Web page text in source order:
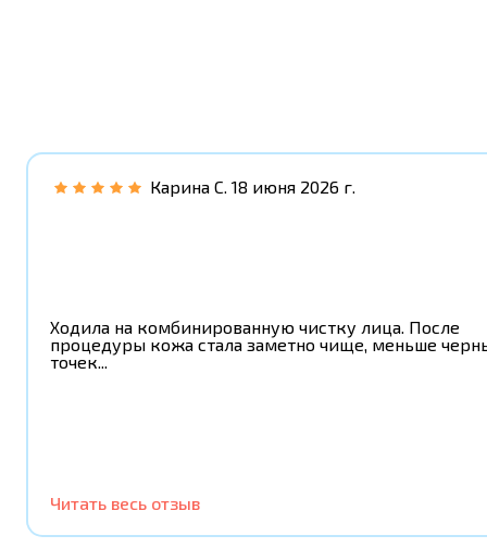
Карина С. 18 июня 2026 г.
Ходила на комбинированную чистку лица. После
процедуры кожа стала заметно чище, меньше
точек...
Читать весь отзыв